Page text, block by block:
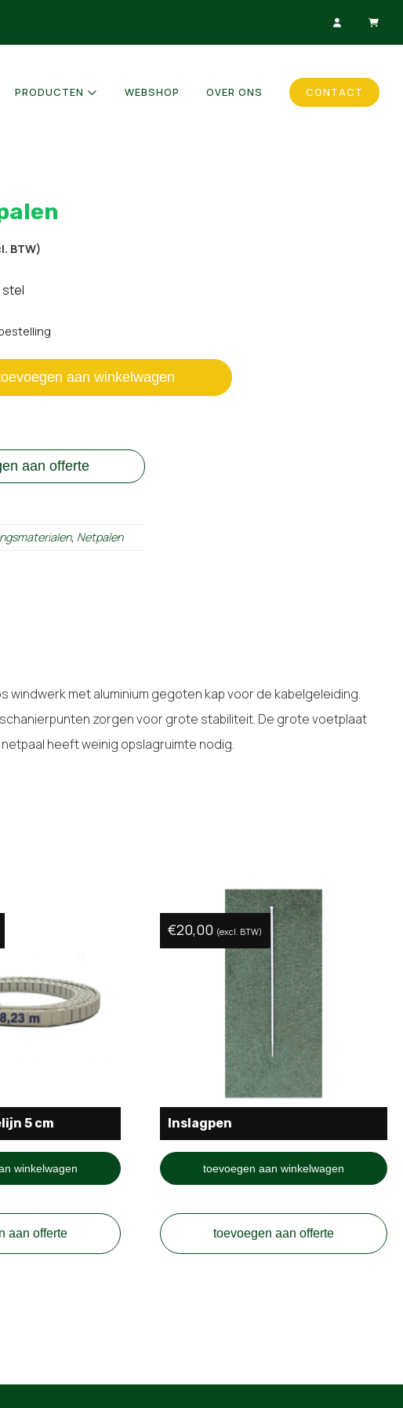
PRODUCTEN WEBSHOP OVER ONS CONTACT
BTW)
stel
aan winkelwagen
aan offerte
, Netpalen
met aluminium gegoten kap voor de kabelgeleiding.
zorgen voor grote stabiliteit. De grote voetplaat
heeft weinig opslagruimte nodig.
5 cm
winkelwagen
aan offerte
Inslagpen
€20,00 (excl. BTW)
toevoegen aan winkelwagen
toevoegen aan offerte